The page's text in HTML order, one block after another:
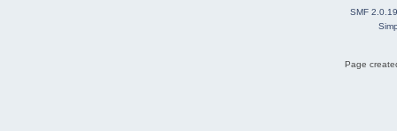
SMF 2.0.19
Page